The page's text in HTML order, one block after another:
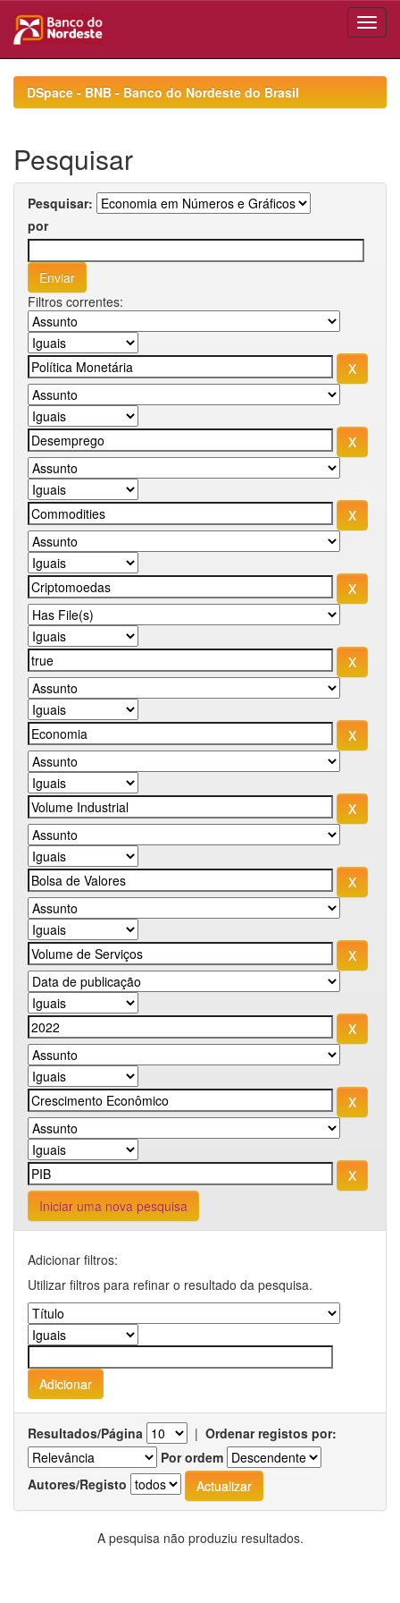
navigationDSpace - BNB - Banco do Nordeste do Brasil
Pesquisar
Pesquisar:
por
Filtros correntes:
Iniciar uma nova pesquisa
Adicionar filtros:
Utilizar filtros para refinar o resultado da pesquisa.
Resultados/Página | Ordenar registos por:
Por ordem
Autores/Registo
A pesquisa não produziu resultados.